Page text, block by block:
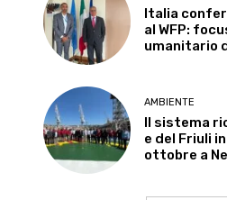
Italia
al WFP:
umanitario
AMBIENTE
Il sistema
e del Friuli
ottobre a